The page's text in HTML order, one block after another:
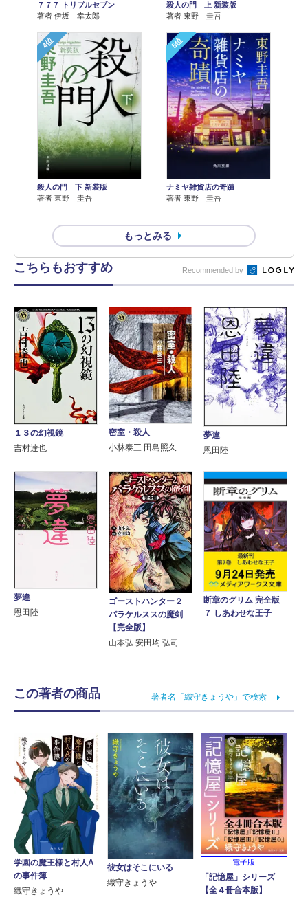
７７７ トリプルセブン
著者 伊坂 幸太郎
殺人の門 上 新装版
著者 東野 圭吾
4位
殺人の門 下 新装版
著者 東野 圭吾
5位
ナミヤ雑貨店の奇蹟
著者 東野 圭吾
もっとみる
こちらもおすすめ Recommended by
１３の幻視鏡
吉村達也
密室・殺人
小林泰三 田島照久
夢違
恩田陸
夢違
恩田陸
ゴーストハンター２
パラケルススの魔剣
【完全版】
山本弘 安田均 弘司
断章のグリム 完全版
７ しあわせな王子
この著者の商品 著者名「織守きょうや」で検索
学園の魔王様と村人A
の事件簿
織守きょうや
彼女はそこにいる
織守きょうや
電子版
「記憶屋」シリーズ
【全４冊合本版】